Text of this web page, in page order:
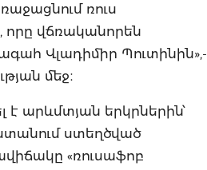
ռուս
որը վճռականորեն
Վլադիմիր Պուտինին»,-
մեջ։
է արևմտյան երկրներին՝
ստեղծված
«ռուսաֆոբ